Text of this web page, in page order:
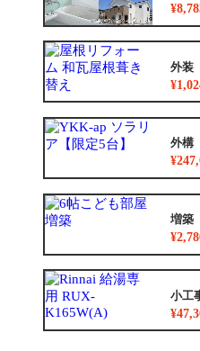
外装
外構
増築
小工